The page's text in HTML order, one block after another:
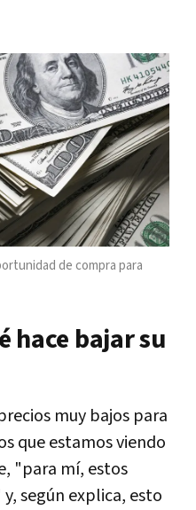
de compra para
hace bajar su
muy bajos para
que estamos viendo
"para mí, estos
según explica, esto